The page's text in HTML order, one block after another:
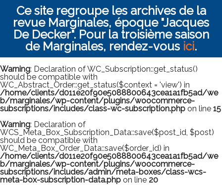
Ce site regroupe les archives de la
revue Marginales, époque "Jacques
De Decker". Pour la troisième saison
de Marginales, rendez-vous ici.
Warning: Declaration of WC_Subscription::get_status()
should be compatible with
WC_Abstract_Order::get_status($context = 'view') in
/home/clients/d011e20f90e5088800643cea1a1fb5ad/we
b/marginales/wp-content/plugins/woocommerce-
subscriptions/includes/class-wc-subscription.php on line 15
Warning: Declaration of
WCS_Meta_Box_Subscription_Data::save($post_id, $post)
should be compatible with
WC_Meta_Box_Order_Data::save($order_id) in
/home/clients/d011e20f90e5088800643cea1a1fb5ad/we
b/marginales/wp-content/plugins/woocommerce-
subscriptions/includes/admin/meta-boxes/class-wcs-
meta-box-subscription-data.php on line 20